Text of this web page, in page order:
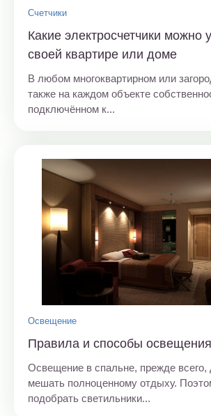
Счетчики
Какие электросчетчики можно
своей квартире или доме
В любом многоквартирном или
также на каждом объекте
подключённом к...
Освещение
Правила и способы
Освещение в спальне, прежде всего,
мешать полноценному отдыху.
подобрать светильники...